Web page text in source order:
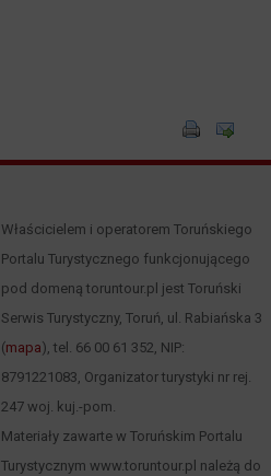
Właścicielem i operatorem Toruńskiego
Portalu Turystycznego funkcjonującego
pod domeną toruntour.pl jest Toruński
Serwis Turystyczny, Toruń, ul. Rabiańska 3
(mapa), tel. 66 00 61 352, NIP:
8791221083, Organizator turystyki nr rej.
247 woj. kuj.-pom.
Materiały zawarte w Toruńskim Portalu
Turystycznym www.toruntour.pl należą do